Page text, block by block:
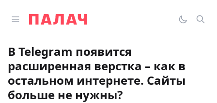
Открыть главное меню
Палач
В Telegram появится
расширенная верстка – как в
остальном интернете. Сайты
больше не нужны?